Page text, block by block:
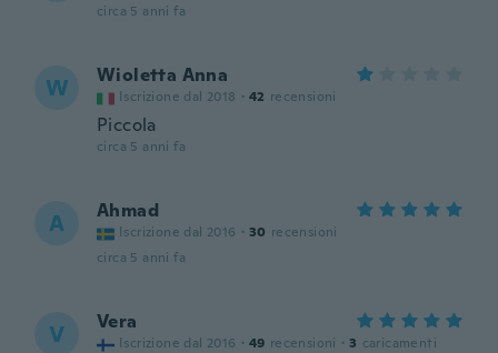
circa 5 anni fa
W Wioletta Anna
Iscrizione dal 2018 · 42 recensioni
Piccola
circa 5 anni fa
A Ahmad
Iscrizione dal 2016 · 30 recensioni
circa 5 anni fa
V Vera
Iscrizione dal 2016 · 49 recensioni · 3 caricamenti